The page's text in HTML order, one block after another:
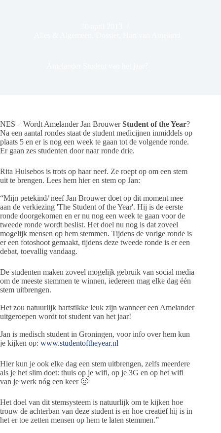
NES – Wordt Amelander Jan BrouwerStudent of the Year?
Na een aantal rondes staat de student medicijnen inmiddels op
plaats 5 en er is nog een week te gaan tot de volgende ronde.
Er gaan zes studenten door naar ronde drie.
Rita Hulsebos is trots op haar neef. Ze roept op om een stem
uit te brengen. Lees hem hier en stem op Jan:
“Mijn petekind/ neef Jan Brouwer doet op dit moment mee
aan de verkiezing 'The Student of the Year'. Hij is de eerste
ronde doorgekomen en er nu nog een week te gaan voor de
tweede ronde wordt beslist. Het doel nu nog is dat zoveel
mogelijk mensen op hem stemmen. Tijdens de vorige ronde is
er een fotoshoot gemaakt, tijdens deze tweede ronde is er een
debat, toevallig vandaag.
De studenten maken zoveel mogelijk gebruik van social media
om de meeste stemmen te winnen, iedereen mag elke dag één
stem uitbrengen.
Het zou natuurlijk hartstikke leuk zijn wanneer een Amelander
uitgeroepen wordt tot student van het jaar!
Jan is medisch student in Groningen, voor info over hem kun
je kijken op: www.studentoftheyear.nl
Hier kun je ook elke dag een stem uitbrengen, zelfs meerdere
als je het slim doet: thuis op je wifi, op je 3G en op het wifi
van je werk nóg een keer 🙂
Het doel van dit stemsysteem is natuurlijk om te kijken hoe
trouw de achterban van deze student is en hoe creatief hij is in
het er toe zetten mensen op hem te laten stemmen.”